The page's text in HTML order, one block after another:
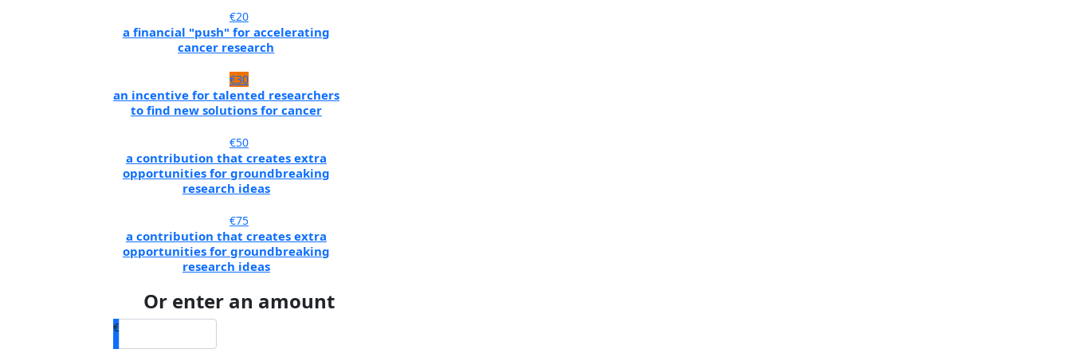
€20
a financial "push" for accelerating
cancer research
€30
an incentive for talented researchers
to find new solutions for cancer
€50
a contribution that creates extra
opportunities for groundbreaking
research ideas
€75
a contribution that creates extra
opportunities for groundbreaking
research ideas
Or enter an amount
€